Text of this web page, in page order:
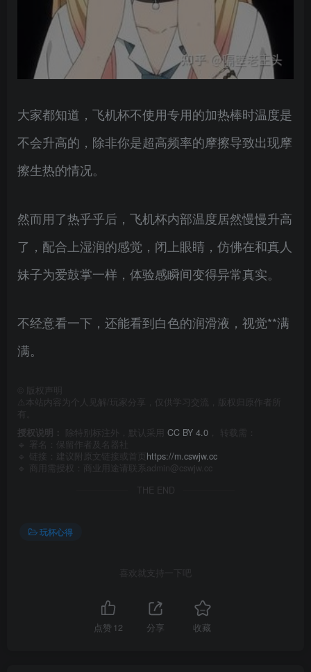
大家都知道，飞机杯不使用专用的加热棒时温度是
不会升高的，除非你是超高频率的摩擦导致出现摩
擦生热的情况。
然而用了热乎乎后，飞机杯内部温度居然慢慢升高
了，配合上湿润的感觉，闭上眼睛，仿佛在和真人
妹子为爱鼓掌一样，体验感瞬间变得异常真实。
不经意看一下，还能看到白色的润滑液，视觉**满
满。
版权声明
⚠️本站内容为个人见解/玩家分享，仅供学习交流，版权归原作者所
有。
授权说明：
除特别标注外，默认采用 CC BY 4.0 ， 转载需：
🔹 署名：保留作者及 名器社
🔹 链接：建议附原文链接或首页 https://m.cswjw.cc
🔹 商用需授权：商业用途请联系admin@cswjw.cc
THE END
玩杯心得
喜欢就支持一下吧
点赞 12 分享 收藏